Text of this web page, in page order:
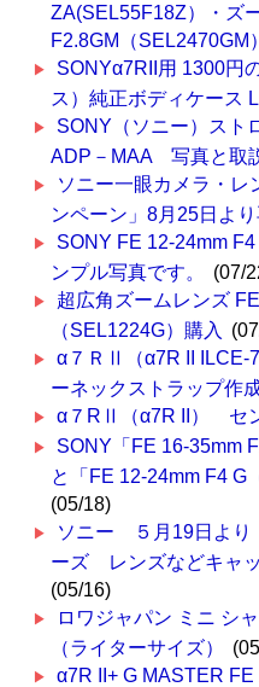
ZA(SEL55F18Z）・ズ
F2.8GM（SEL2470GM
SONYα7RII用 1300円
ス）純正ボディケース
SONY（ソニー）ス
ADP－MAA 写真と取
ソニー一眼カメラ・レ
ンペーン」8月25日よ
SONY FE 12-24mm
ンプル写真です。
(07/
超広角ズームレンズ
（SEL1224G）購入
α７ＲⅡ（α7R II ILCE-
ーネックストラップ作
α７RⅡ（α7R II） セ
SONY「FE 16-35mm
と「FE 12-24mm F4 G
(05/18)
ソニー ５月19日よ
ーズ レンズなどキャ
(05/16)
ロワジャパン ミニ シ
（ライターサイズ）
α7R II+ G MASTER